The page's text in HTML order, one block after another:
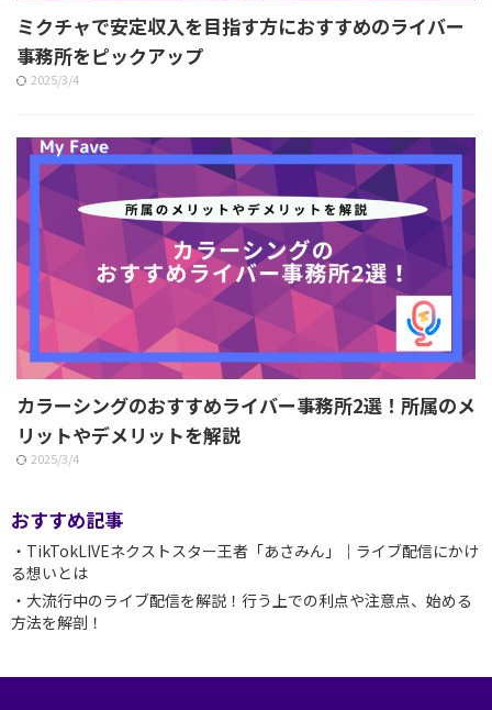
ミクチャで安定収入を目指す方におすすめのライバー
事務所をピックアップ
2025/3/4
カラーシングのおすすめライバー事務所2選！所属のメ
リットやデメリットを解説
2025/3/4
おすすめ記事
・TikTokLIVEネクストスター王者「あさみん」｜ライブ配信にかけ
る想いとは
・大流行中のライブ配信を解説！行う上での利点や注意点、始める
方法を解剖！